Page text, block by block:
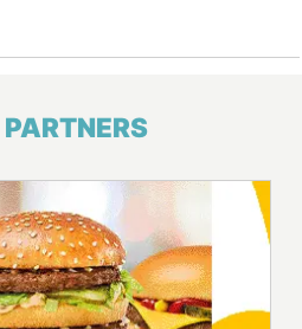
PARTNERS